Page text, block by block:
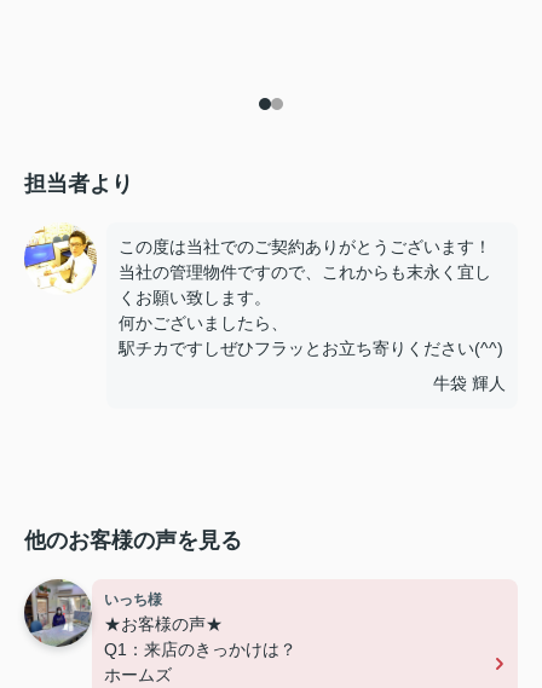
担当者より
この度は当社でのご契約ありがとうございます！
当社の管理物件ですので、これからも末永く宜し
くお願い致します。
何かございましたら、
駅チカですしぜひフラッとお立ち寄りください(^^)
牛袋 輝人
他のお客様の声を見る
いっち様
★お客様の声★
Q1：来店のきっかけは？
ホームズ